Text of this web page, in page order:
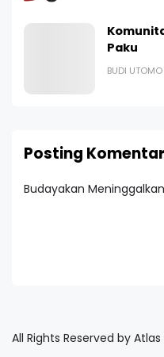
Paku
BUDI UTOMO
Posting Komentar
Budayakan
All Rights Reserved by